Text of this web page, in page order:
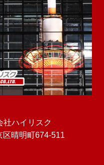
社ハイリスク
晴明町674-511